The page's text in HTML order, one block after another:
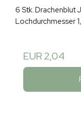
6 Stk. Drachenblut
Lochdurchmesser
EUR 2,04